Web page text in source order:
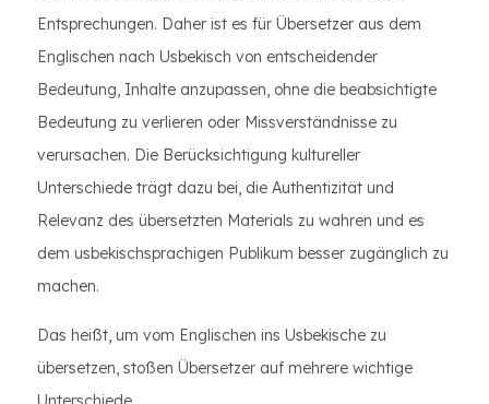
Entsprechungen. Daher ist es für Übersetzer aus dem
Englischen nach Usbekisch von entscheidender
Bedeutung, Inhalte anzupassen, ohne die beabsichtigte
Bedeutung zu verlieren oder Missverständnisse zu
verursachen. Die Berücksichtigung kultureller
Unterschiede trägt dazu bei, die Authentizität und
Relevanz des übersetzten Materials zu wahren und es
dem usbekischsprachigen Publikum besser zugänglich zu
machen.
Das heißt, um vom Englischen ins Usbekische zu
übersetzen, stoßen Übersetzer auf mehrere wichtige